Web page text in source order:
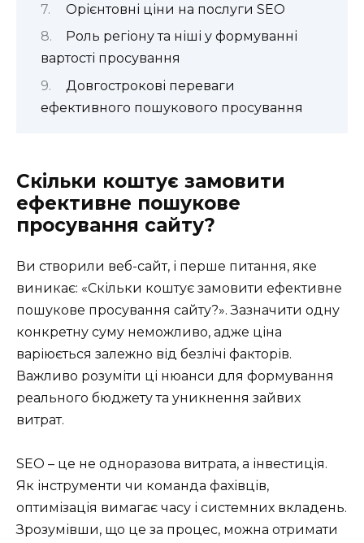
Орієнтовні ціни на послуги SEO
Роль регіону та ніші у формуванні
вартості просування
Довгострокові переваги
ефективного пошукового просування
Скільки коштує замовити
ефективне пошукове
просування сайту?
Ви створили веб-сайт, і перше питання, яке
виникає: «Скільки коштує замовити ефективне
пошукове просування сайту?». Зазначити одну
конкретну суму неможливо, адже ціна
варіюється залежно від безлічі факторів.
Важливо розуміти ці нюанси для формування
реального бюджету та уникнення зайвих
витрат.
SEO – це не одноразова витрата, а інвестиція.
Як інструменти чи команда фахівців,
оптимізація вимагає часу і системних вкладень.
Зрозумівши, що це за процес, можна отримати